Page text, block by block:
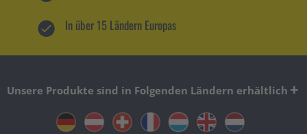
In über 15 Ländern Europas
Unsere Produkte sind in Folgenden Ländern erhältlich